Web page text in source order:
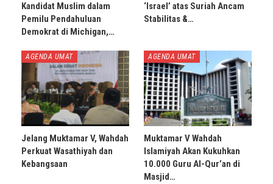
Kandidat Muslim dalam
Pemilu Pendahuluan
Demokrat di Michigan,…
‘Israel’ atas Suriah Ancam
Stabilitas &…
AGENDA UMAT
Jelang Muktamar V, Wahdah
Perkuat Wasathiyah dan
Kebangsaan
AGENDA UMAT
Muktamar V Wahdah
Islamiyah Akan Kukuhkan
10.000 Guru Al-Qur’an di
Masjid…